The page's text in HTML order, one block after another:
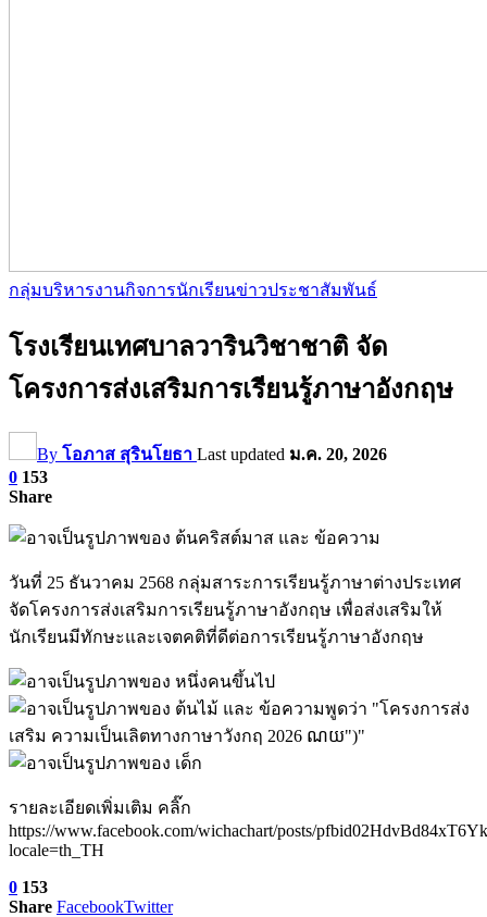
กลุ่มบริหารงานกิจการนักเรียนข่าวประชาสัมพันธ์
โรงเรียนเทศบาลวารินวิชาชาติ จัด
โครงการส่งเสริมการเรียนรู้ภาษาอังกฤษ
By โอภาส สุรินโยธา Last updated ม.ค. 20, 2026
0 153
Share
วันที่ 25 ธันวาคม 2568 กลุ่มสาระการเรียนรู้ภาษาต่างประเทศ
จัดโครงการส่งเสริมการเรียนรู้ภาษาอังกฤษ เพื่อส่งเสริมให้
นักเรียนมีทักษะและเจตคติที่ดีต่อการเรียนรู้ภาษาอังกฤษ
รายละเอียดเพิ่มเติม คลิ๊ก
https://www.facebook.com/wichachart/posts/
locale=th_TH
0 153
Share FacebookTwitter